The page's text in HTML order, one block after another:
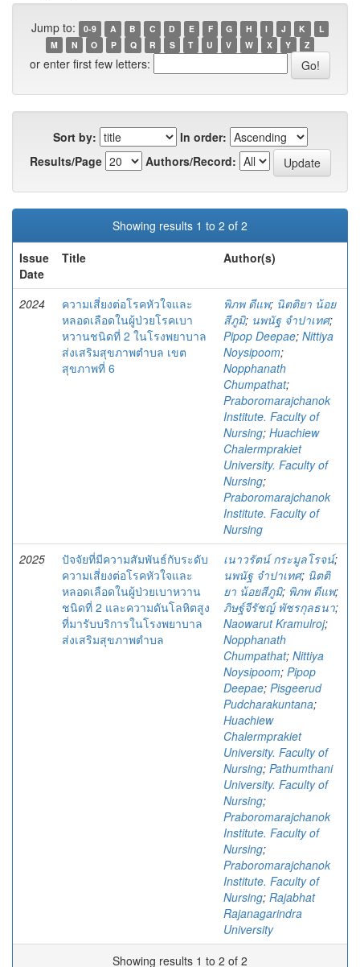
Jump to: 0-9 A B C D E F G H I J K
L
M
N O P Q R S T U V W X Y Z
or enter first few letters:
Sort by:
In order:
Results/Page
Authors/Record:
Showing results 1 to 2 of 2
Issue
Date
Title Author(s)
2024
ความเสี่ยงต่อโรคหัวใจและ
หลอดเลือดในผู้ป่วยโรคเบา
หวานชนิดที่ 2 ในโรงพยาบาล
ส่งเสริมสุขภาพตำบล เขต
สุขภาพที่ 6
พิภพ ดีแพ; นิตติยา น้อย
สีภูมิ; นพนัฐ จำปาเทศ;
Pipop Deepae; Nittiya
Noysipoom;
Nopphanath
Chumpathat;
Praboromarajchanok
Institute. Faculty of
Nursing; Huachiew
Chalermprakiet
University. Faculty of
Nursing;
Praboromarajchanok
Institute. Faculty of
Nursing
2025
ปัจจัยที่มีความสัมพันธ์กับระดับ
ความเสี่ยงต่อโรคหัวใจและ
หลอดเลือดในผู้ป่วยเบาหวาน
ชนิดที่ 2 และความดันโลหิตสูง
ที่มารับบริการในโรงพยาบาล
ส่งเสริมสุขภาพตำบล
เนาวรัตน์ กระมูลโรจน์;
นพนัฐ จำปาเทศ; นิตติ
ยา น้อยสีภูมิ; พิภพ ดีแพ;
ภิษฐ์จีรัชญ์ พัชรกุลธนา;
Naowarut Kramulroj;
Nopphanath
Chumpathat; Nittiya
Noysipoom; Pipop
Deepae; Pisgeerud
Pudcharakuntana;
Huachiew
Chalermprakiet
University. Faculty of
Nursing; Pathumthani
University. Faculty of
Nursing;
Praboromarajchanok
Institute. Faculty of
Nursing;
Praboromarajchanok
Institute. Faculty of
Nursing; Rajabhat
Rajanagarindra
University
Showing results 1 to 2 of 2